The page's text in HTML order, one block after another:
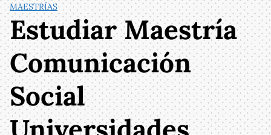
MAESTRÍAS
Estudiar Maestría
Comunicación
Social